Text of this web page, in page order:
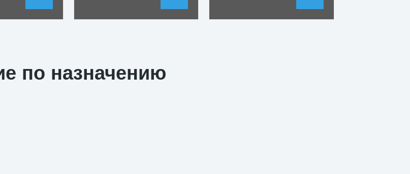
по назначению